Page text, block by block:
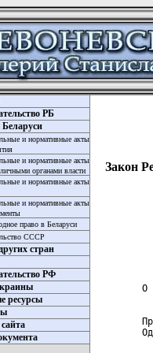
РБ
и нормативные акты
и нормативные акты
органами власти
и нормативные акты
и нормативные акты
право в Беларуси
СССР
стран
РФ
ресурсы
Закон
ЗАКОН РЕСПУБЛИКИ БЕЛАРУСЬ
                       21 июля 2008 г. № 418-З

О РЕГИСТРЕ НАСЕЛЕНИЯ


Принят Палатой представителей 24 июня 2008 года
Одобрен Советом Республики 28 июня 2008 года

                                  
                               ГЛАВА 1
                           ОБЩИЕ ПОЛОЖЕНИЯ